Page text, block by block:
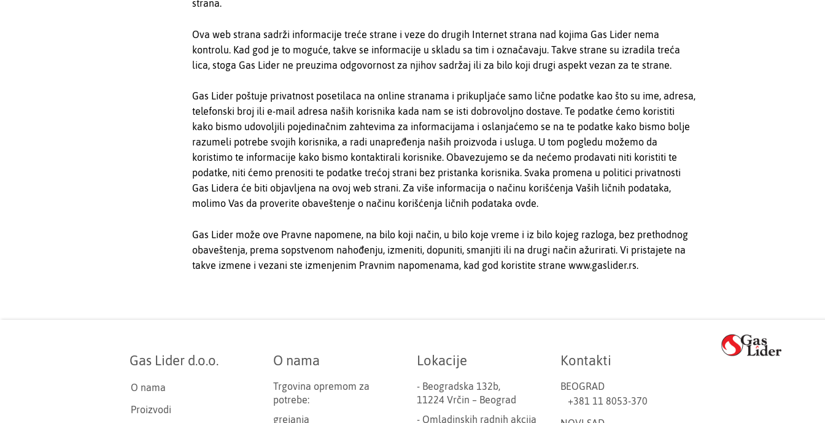
strana.
Ova web strana sadrži informacije treće strane i veze do drugih Internet strana nad kojima Gas Lider nema
kontrolu. Kad god je to moguće, takve se informacije u skladu sa tim i označavaju. Takve strane su izradila treća
lica, stoga Gas Lider ne preuzima odgovornost za njihov sadržaj ili za bilo koji drugi aspekt vezan za te strane.
Gas Lider poštuje privatnost posetilaca na online stranama i prikupljaće samo lične podatke kao što su ime, adresa,
telefonski broj ili e-mail adresa naših korisnika kada nam se isti dobrovoljno dostave. Te podatke ćemo koristiti
kako bismo udovoljili pojedinačnim zahtevima za informacijama i oslanjaćemo se na te podatke kako bismo bolje
razumeli potrebe svojih korisnika, a radi unapređenja naših proizvoda i usluga. U tom pogledu možemo da
koristimo te informacije kako bismo kontaktirali korisnike. Obavezujemo se da nećemo prodavati niti koristiti te
podatke, niti ćemo prenositi te podatke trećoj strani bez pristanka korisnika. Svaka promena u politici privatnosti
Gas Lidera će biti objavljena na ovoj web strani. Za više informacija o načinu korišćenja Vaših ličnih podataka,
molimo Vas da proverite obaveštenje o načinu korišćenja ličnih podataka ovde.
Gas Lider može ove Pravne napomene, na bilo koji način, u bilo koje vreme i iz bilo kojeg razloga, bez prethodnog
obaveštenja, prema sopstvenom nahođenju, izmeniti, dopuniti, smanjiti ili na drugi način ažurirati. Vi pristajete na
takve izmene i vezani ste izmenjenim Pravnim napomenama, kad god koristite strane www.gaslider.rs.
Gas Lider d.o.o.
O nama
Proizvodi
O nama
Trgovina opremom za
potrebe:
grejanja
Lokacije
- Beogradska 132b,
11224 Vrčin – Beograd
- Omladinskih radnih akcija
Kontakti
BEOGRAD
+381 11 8053-370